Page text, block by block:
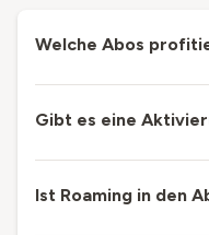
Welche Abos
Gibt es eine
Ist Roaming in den